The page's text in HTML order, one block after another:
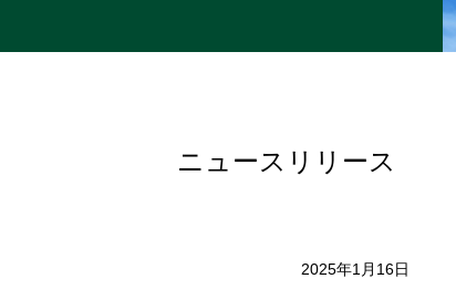
ニュースリリース
2025年1月16日